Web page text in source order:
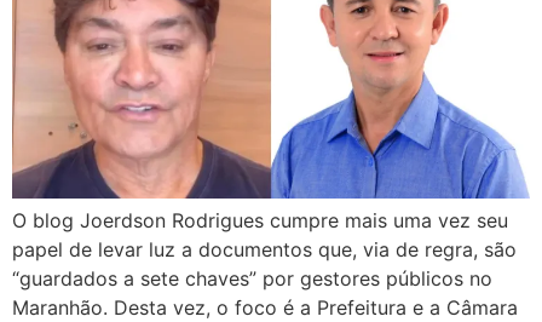
O blog Joerdson Rodrigues cumpre mais uma vez seu
papel de levar luz a documentos que, via de regra, são
“guardados a sete chaves” por gestores públicos no
Maranhão. Desta vez, o foco é a Prefeitura e a Câmara